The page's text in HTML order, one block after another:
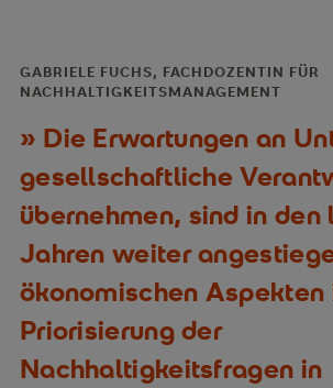
Die Erwartungen an
gesellschaftliche
übernehmen, sind in den
Jahren weiter
ökonomischen Aspekten
Priorisierung der
Nachhaltigkeitsfragen in
GABRIELE FUCHS, FACHDOZENTIN FÜR
NACHHALTIGKEITSMANAGEMENT